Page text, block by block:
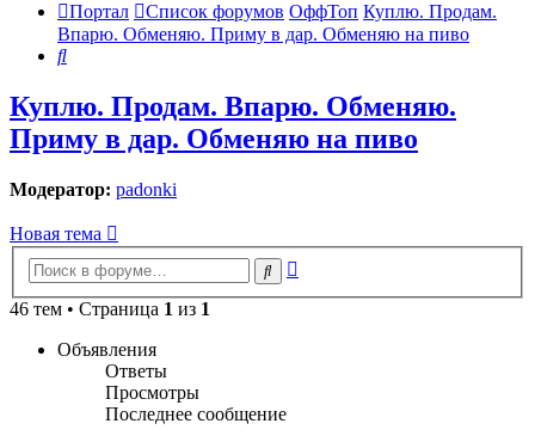
Портал Список форумов ОффТоп Куплю. Продам.
Впарю. Обменяю. Приму в дар. Обменяю на пиво
Поиск
Куплю. Продам. Впарю. Обменяю.
Приму в дар. Обменяю на пиво
Модератор: padonki
Новая тема
Поиск
46 тем • Страница 1 из 1
Объявления
Ответы
Просмотры
Последнее сообщение